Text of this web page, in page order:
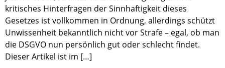
kritisches Hinterfragen der Sinnhaftigkeit dieses
Gesetzes ist vollkommen in Ordnung, allerdings schützt
Unwissenheit bekanntlich nicht vor Strafe – egal, ob man
die DSGVO nun persönlich gut oder schlecht findet.
Dieser Artikel ist im […]